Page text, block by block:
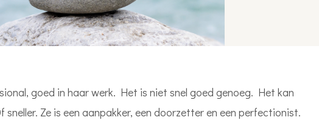
goed in haar werk. Het is niet snel goed genoeg. Het kan
sneller. Ze is een aanpakker, een doorzetter en een perfectionist.